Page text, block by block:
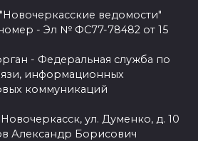
ведомости"
- Эл № ФС77-78482 от 15
- Федеральная служба по
информационных
коммуникаций
ул. Думенко, д. 10
Александр Борисович